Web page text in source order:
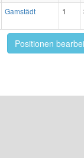
Gamstädt 1
Positionen